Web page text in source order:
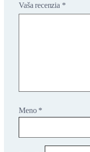
Vaša recenzia *
Meno *